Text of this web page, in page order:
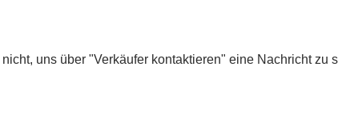
uns über "Verkäufer kontaktieren" eine Nachricht zu